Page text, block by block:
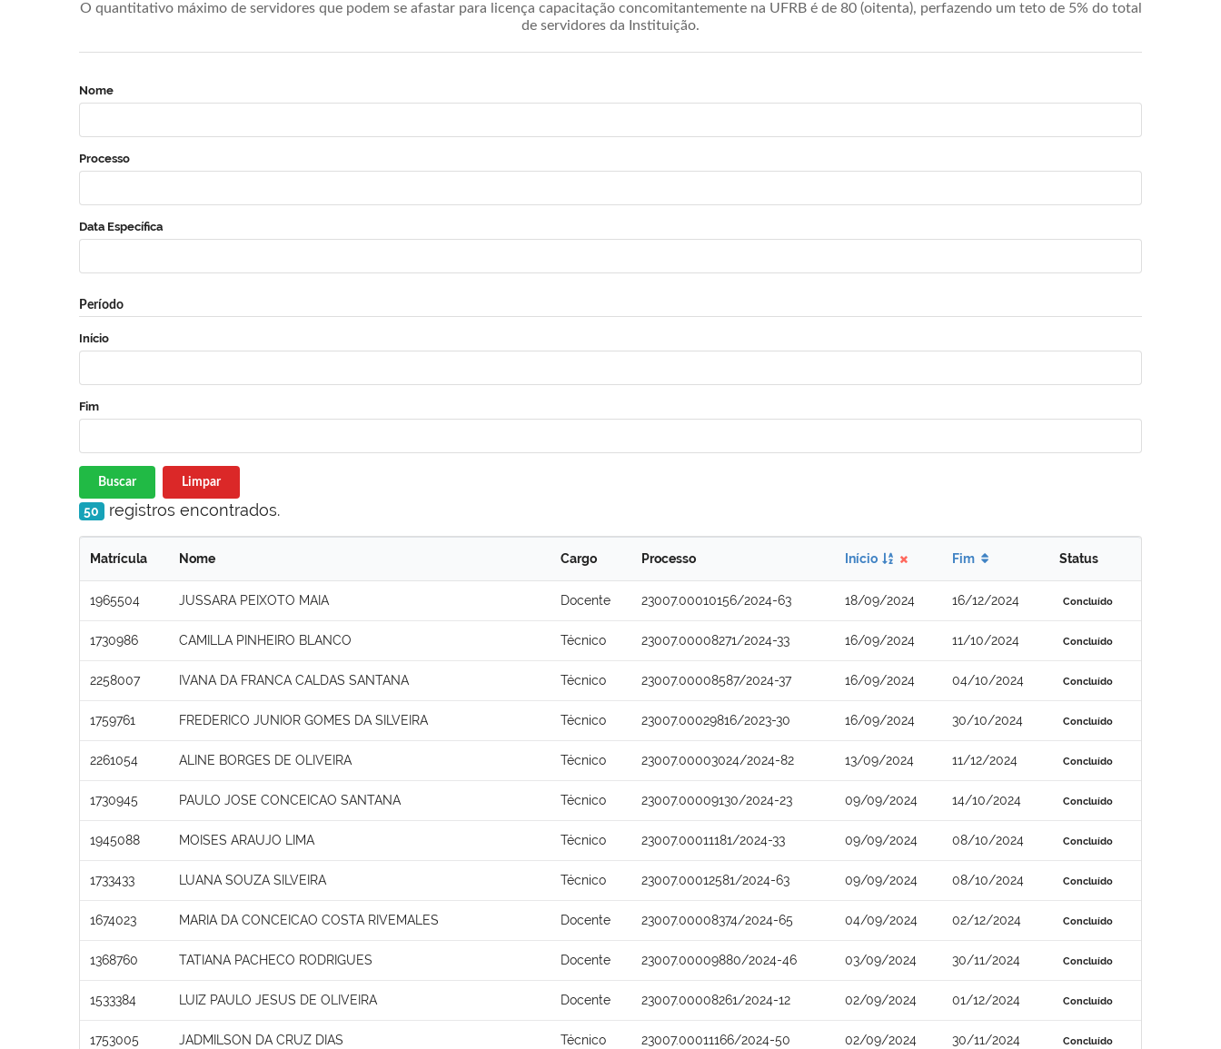
O quantitativo máximo de servidores que podem se afastar para licença capacitação concomitantemente na UFRB é de 80 (oitenta), perfazendo um teto de 5% do total
de servidores da Instituição.
Nome
Processo
Data Específica
Período
Início
Fim
Buscar Limpar
50 registros encontrados.
Matrícula Nome Cargo Processo Início Fim Status
1965504 JUSSARA PEIXOTO MAIA Docente 23007.00010156/2024-63 18/09/2024 16/12/2024 Concluído
1730986 CAMILLA PINHEIRO BLANCO Técnico 23007.00008271/2024-33 16/09/2024 11/10/2024 Concluído
2258007 IVANA DA FRANCA CALDAS SANTANA Técnico 23007.00008587/2024-37 16/09/2024 04/10/2024 Concluído
1759761 FREDERICO JUNIOR GOMES DA SILVEIRA Técnico 23007.00029816/2023-30 16/09/2024 30/10/2024 Concluído
2261054 ALINE BORGES DE OLIVEIRA Técnico 23007.00003024/2024-82 13/09/2024 11/12/2024 Concluído
1730945 PAULO JOSE CONCEICAO SANTANA Técnico 23007.00009130/2024-23 09/09/2024 14/10/2024 Concluído
1945088 MOISES ARAUJO LIMA Técnico 23007.00011181/2024-33 09/09/2024 08/10/2024 Concluído
1733433 LUANA SOUZA SILVEIRA Técnico 23007.00012581/2024-63 09/09/2024 08/10/2024 Concluído
1674023 MARIA DA CONCEICAO COSTA RIVEMALES Docente 23007.00008374/2024-65 04/09/2024 02/12/2024 Concluído
1368760 TATIANA PACHECO RODRIGUES Docente 23007.00009880/2024-46 03/09/2024 30/11/2024 Concluído
1533384 LUIZ PAULO JESUS DE OLIVEIRA Docente 23007.00008261/2024-12 02/09/2024 01/12/2024 Concluído
1753005 JADMILSON DA CRUZ DIAS Técnico 23007.00011166/2024-50 02/09/2024 30/11/2024 Concluído